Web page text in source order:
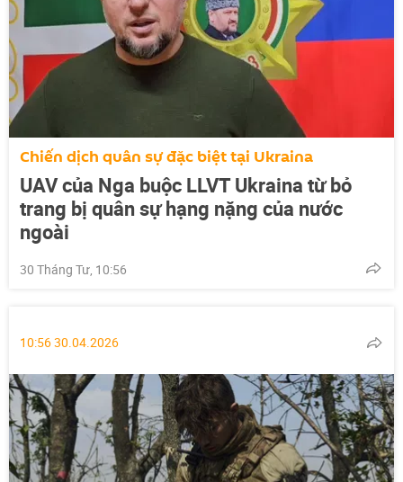
Chiến dịch quân sự đặc biệt tại Ukraina
UAV của Nga buộc LLVT Ukraina từ bỏ
trang bị quân sự hạng nặng của nước
ngoài
30 Tháng Tư, 10:56
10:56 30.04.2026